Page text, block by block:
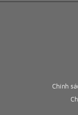
Chính